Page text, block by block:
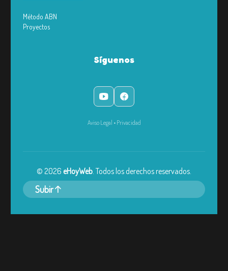
Método ABN
Proyectos
Síguenos
Aviso Legal • Privacidad
© 2026 eHoyWeb. Todos los derechos reservados.
Subir